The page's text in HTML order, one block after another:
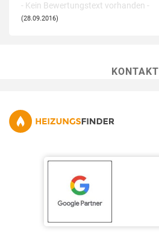
- Kein Bewertungstext vorhanden -
(28.09.2016)
KONTAKT